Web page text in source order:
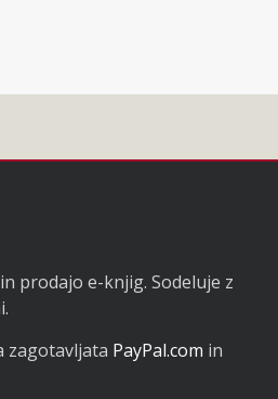
prodajo e-knjig. Sodeluje z
zagotavljata PayPal.com in